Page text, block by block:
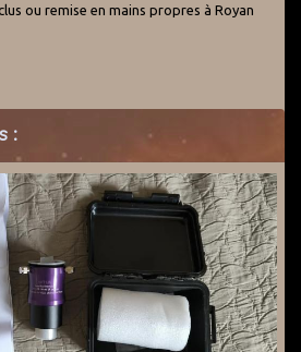
ou remise en mains propres à Royan
: